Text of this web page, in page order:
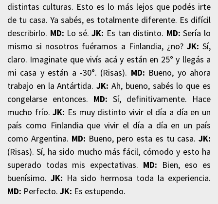
distintas culturas. Esto es lo más lejos que podés irte
de tu casa. Ya sabés, es totalmente diferente. Es difícil
describirlo. MD: Lo sé.JK: Es tan distinto. MD:Sería lo
mismo si nosotros fuéramos a Finlandia, ¿no? JK: Sí,
claro. Imaginate que vivís acá y están en 25° y llegás a
mi casa y están a -30°. (Risas). MD: Bueno, yo ahora
trabajo en la Antártida.JK: Ah, bueno, sabés lo que es
congelarse entonces. MD: Sí, definitivamente. Hace
mucho frío.JK: Es muy distinto vivir el día a día en un
país como Finlandia que vivir el día a día en un país
como Argentina. MD: Bueno, pero esta es tu casa. JK:
(Risas). Sí, ha sido mucho más fácil, cómodo y esto ha
superado todas mis expectativas. MD: Bien, eso es
buenísimo. JK: Ha sido hermosa toda la experiencia.
MD: Perfecto. JK: Es estupendo.